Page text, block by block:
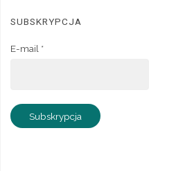
SUBSKRYPCJA
E-mail *